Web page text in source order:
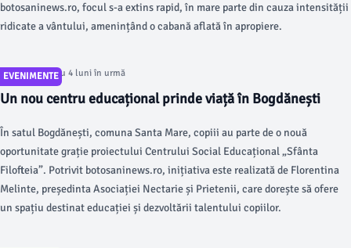
botosaninews.ro, focul s-a extins rapid, în mare parte din cauza intensității
ridicate a vântului, amenințând o cabană aflată în apropiere.
EVENIMENTE
Articol postat cu 4 luni în urmă
Un nou centru educațional prinde viață în Bogdănești
În satul Bogdănești, comuna Santa Mare, copiii au parte de o nouă
oportunitate grație proiectului Centrului Social Educațional „Sfânta
Filofteia”. Potrivit botosaninews.ro, inițiativa este realizată de Florentina
Melinte, președinta Asociației Nectarie și Prietenii, care dorește să ofere
un spațiu destinat educației și dezvoltării talentului copiilor.